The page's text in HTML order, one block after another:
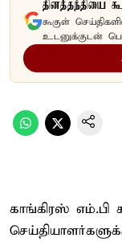
தினத்தந்தியை
கூகுள்
உடனுக்குடன்
காங்கிரஸ் எம்.பி